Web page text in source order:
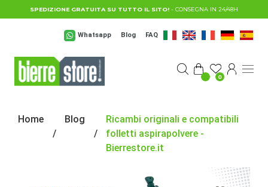
Salta al contenuto principale
SPEDIZIONE GRATUITA SU TUTTO IL SITO! - CONSEGNA IN 24/48H
Whatsapp Blog FAQ
0
Home Blog
Ricambi originali e compatibili
folletti aspirapolvere -
Bierrestore.it